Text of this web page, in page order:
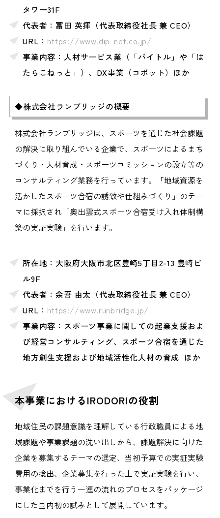
タワー31F
代表者：冨田 英揮（代表取締役社長 兼 CEO）
URL： https://www.dip-net.co.jp/
事業内容：人材サービス業（「バイトル」や「は
たらこねっと」）、DX事業（コボット）ほか
◆株式会社ランブリッジの概要
株式会社ランブリッジは、スポーツを通じた社会課題
の解決に取り組んでいる企業で、スポーツによるまち
づくり・人材育成・スポーツコミッションの設立等の
コンサルティング業務を行っています。「地域資源を
活かしたスポーツ合宿の誘致や仕組みづくり」のテー
マに採択され「奥出雲式スポーツ合宿受け入れ体制構
築の実証実験」を行います。
所在地：大阪府大阪市北区豊崎5丁目2-13 豊崎ビ
ル9F
代表者：余吾 由太（代表取締役社長 兼 CEO）
URL： https://www.runbridge.jp/
事業内容：スポーツ事業に関しての起業支援およ
び経営コンサルティング、スポーツ合宿を通じた
地方創生支援および地域活性化人材の育成 ほか
本事業におけるIRODORIの役割
地域住民の課題意識を理解している行政職員による地
域課題や事業課題の洗い出しから、課題解決に向けた
企業を募集するテーマの選定、当初予算での実証実験
費用の捻出、企業募集を行った上で実証実験を行い、
事業化までを行う一連の流れのプロセスをパッケージ
にした国内初の試みとして展開しています。